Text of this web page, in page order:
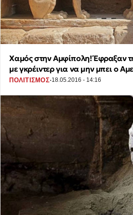
Χαμός στην Αμφίπολη! Έφραξαν
με γκρέιντερ για να μην μπει ο
ΠΟΛΙΤΙΣΜΟΣ·18.05.2016 - 14:16